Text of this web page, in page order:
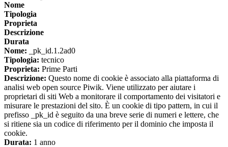
Nome
Tipologia
Proprieta
Descrizione
Durata
Nome: _pk_id.1.2ad0
Tipologia: tecnico
Proprieta: Prime Parti
Descrizione: Questo nome di cookie è associato alla piattaforma di
analisi web open source Piwik. Viene utilizzato per aiutare i
proprietari di siti Web a monitorare il comportamento dei visitatori e
misurare le prestazioni del sito. È un cookie di tipo pattern, in cui il
prefisso _pk_id è seguito da una breve serie di numeri e lettere, che
si ritiene sia un codice di riferimento per il dominio che imposta il
cookie.
Durata: 1 anno